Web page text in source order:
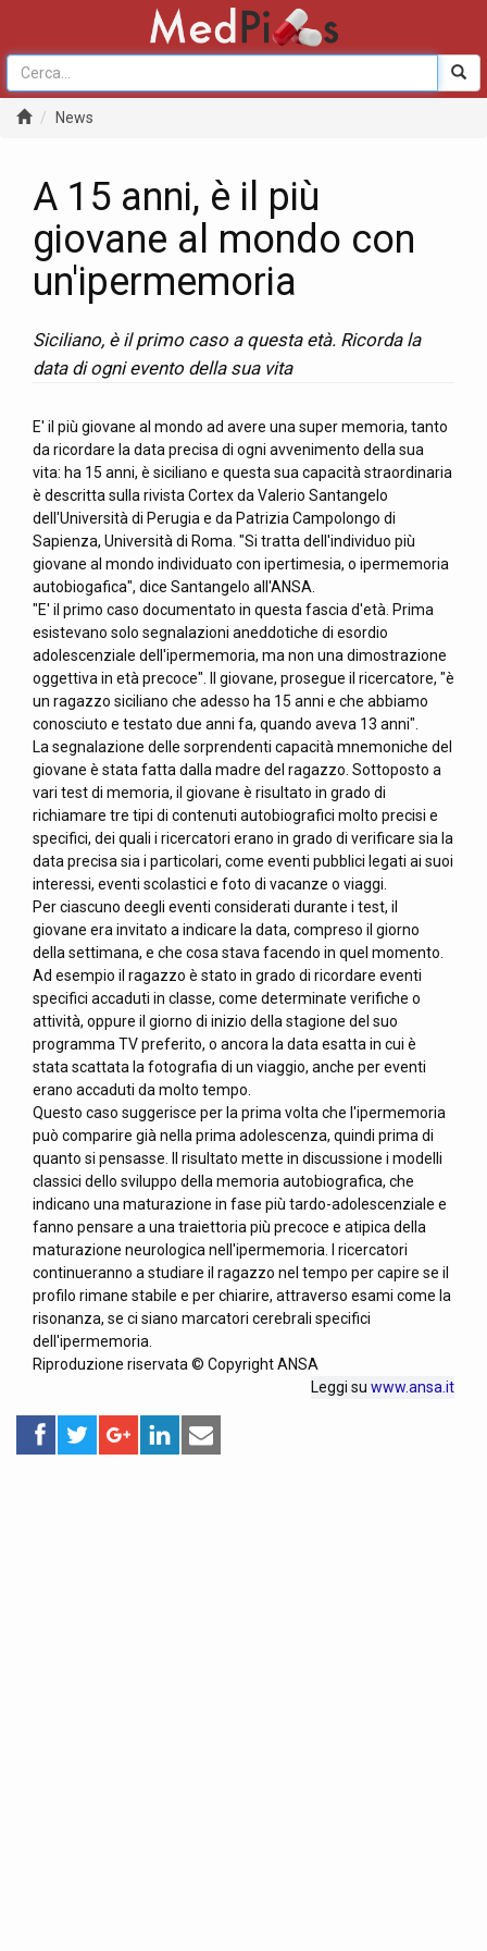
News
A 15 anni, è il più
giovane al mondo con
un'ipermemoria
Siciliano, è il primo caso a questa età. Ricorda la
data di ogni evento della sua vita
E' il più giovane al mondo ad avere una super memoria, tanto
da ricordare la data precisa di ogni avvenimento della sua
vita: ha 15 anni, è siciliano e questa sua capacità straordinaria
è descritta sulla rivista Cortex da Valerio Santangelo
dell'Università di Perugia e da Patrizia Campolongo di
Sapienza, Università di Roma. "Si tratta dell'individuo più
giovane al mondo individuato con ipertimesia, o ipermemoria
autobiogafica", dice Santangelo all'ANSA.
"E' il primo caso documentato in questa fascia d'età. Prima
esistevano solo segnalazioni aneddotiche di esordio
adolescenziale dell'ipermemoria, ma non una dimostrazione
oggettiva in età precoce". Il giovane, prosegue il ricercatore, "è
un ragazzo siciliano che adesso ha 15 anni e che abbiamo
conosciuto e testato due anni fa, quando aveva 13 anni".
La segnalazione delle sorprendenti capacità mnemoniche del
giovane è stata fatta dalla madre del ragazzo. Sottoposto a
vari test di memoria, il giovane è risultato in grado di
richiamare tre tipi di contenuti autobiografici molto precisi e
specifici, dei quali i ricercatori erano in grado di verificare sia la
data precisa sia i particolari, come eventi pubblici legati ai suoi
interessi, eventi scolastici e foto di vacanze o viaggi.
Per ciascuno deegli eventi considerati durante i test, il
giovane era invitato a indicare la data, compreso il giorno
della settimana, e che cosa stava facendo in quel momento.
Ad esempio il ragazzo è stato in grado di ricordare eventi
specifici accaduti in classe, come determinate verifiche o
attività, oppure il giorno di inizio della stagione del suo
programma TV preferito, o ancora la data esatta in cui è
stata scattata la fotografia di un viaggio, anche per eventi
erano accaduti da molto tempo.
Questo caso suggerisce per la prima volta che l'ipermemoria
può comparire già nella prima adolescenza, quindi prima di
quanto si pensasse. Il risultato mette in discussione i modelli
classici dello sviluppo della memoria autobiografica, che
indicano una maturazione in fase più tardo-adolescenziale e
fanno pensare a una traiettoria più precoce e atipica della
maturazione neurologica nell'ipermemoria. I ricercatori
continueranno a studiare il ragazzo nel tempo per capire se il
profilo rimane stabile e per chiarire, attraverso esami come la
risonanza, se ci siano marcatori cerebrali specifici
dell'ipermemoria.
Riproduzione riservata © Copyright ANSA
Leggi su www.ansa.it